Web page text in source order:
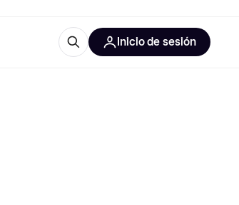
Inicio de sesión